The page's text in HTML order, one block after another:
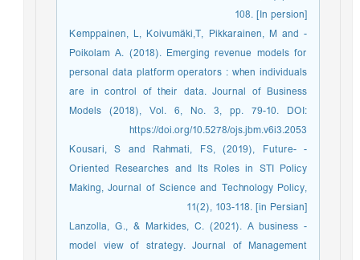
108. [In persion]
- Kemppainen, L, Koivumäki,T, Pikkarainen, M and
Poikolam A. (2018). Emerging revenue models for
personal data platform operators : when individuals
are in control of their data. Journal of Business
Models (2018), Vol. 6, No. 3, pp. 79-10. DOI:
https://doi.org/10.5278/ojs.jbm.v6i3.2053
- Kousari, S and Rahmati, FS, (2019), Future-
Oriented Researches and Its Roles in STI Policy
Making, Journal of Science and Technology Policy,
11(2), 103-118. [in Persian]
- Lanzolla, G., & Markides, C. (2021). A business
model view of strategy. Journal of Management